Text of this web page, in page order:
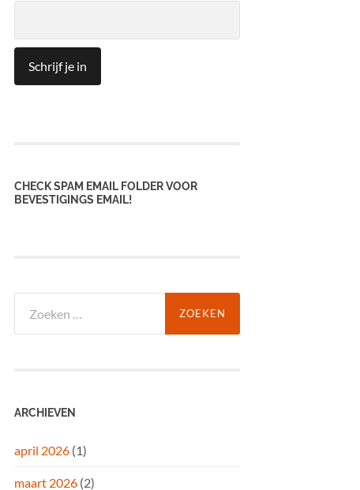
CHECK SPAM EMAIL FOLDER VOOR
BEVESTIGINGS EMAIL!
naar:
ARCHIEVEN
april 2026 (1)
maart 2026 (2)